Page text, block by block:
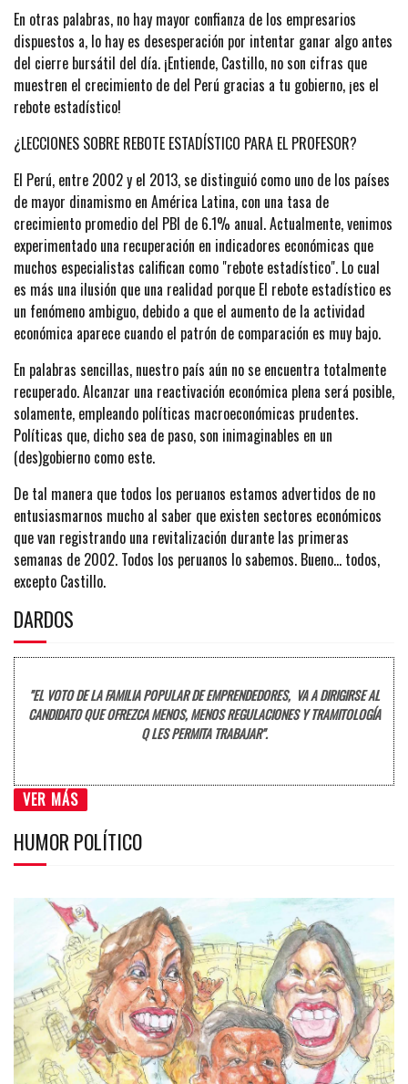
En otras palabras, no hay mayor confianza de los empresarios
dispuestos a, lo hay es desesperación por intentar ganar algo antes
del cierre bursátil del día. ¡Entiende, Castillo, no son cifras que
muestren el crecimiento de del Perú gracias a tu gobierno, ¡es el
rebote estadístico!
¿LECCIONES SOBRE REBOTE ESTADÍSTICO PARA EL PROFESOR?
El Perú, entre 2002 y el 2013, se distinguió como uno de los países
de mayor dinamismo en América Latina, con una tasa de
crecimiento promedio del PBI de 6.1% anual. Actualmente, venimos
experimentado una recuperación en indicadores económicas que
muchos especialistas califican como "rebote estadístico". Lo cual
es más una ilusión que una realidad porque El rebote estadístico es
un fenómeno ambiguo, debido a que el aumento de la actividad
económica aparece cuando el patrón de comparación es muy bajo.
En palabras sencillas, nuestro país aún no se encuentra totalmente
recuperado. Alcanzar una reactivación económica plena será posible,
solamente, empleando políticas macroeconómicas prudentes.
Políticas que, dicho sea de paso, son inimaginables en un
(des)gobierno como este.
De tal manera que todos los peruanos estamos advertidos de no
entusiasmarnos mucho al saber que existen sectores económicos
que van registrando una revitalización durante las primeras
semanas de 2002. Todos los peruanos lo sabemos. Bueno… todos,
excepto Castillo.
DARDOS
"EL VOTO DE LA FAMILIA POPULAR DE EMPRENDEDORES, VA A DIRIGIRSE AL
CANDIDATO QUE OFREZCA MENOS, MENOS REGULACIONES Y TRAMITOLOGÍA
Q LES PERMITA TRABAJAR".
VER MÁS
HUMOR POLÍTICO